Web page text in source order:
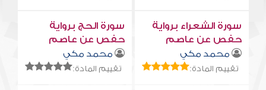
سورة الشعراء برواية
حفص عن عاصم
محمد مكي
تقييم المادة:
سورة الحج برواية
حفص عن عاصم
محمد مكي
تقييم المادة: